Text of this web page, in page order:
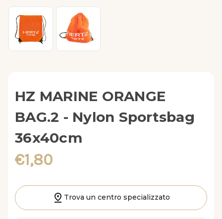
HZ MARINE ORANGE
BAG.2 - Nylon Sportsbag
36x40cm
€1,80
Trova un centro specializzato